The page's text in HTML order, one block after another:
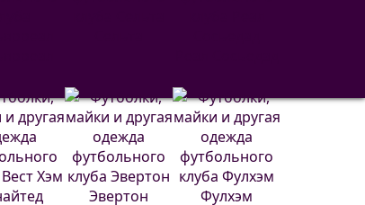
Эвертон Фулхэм